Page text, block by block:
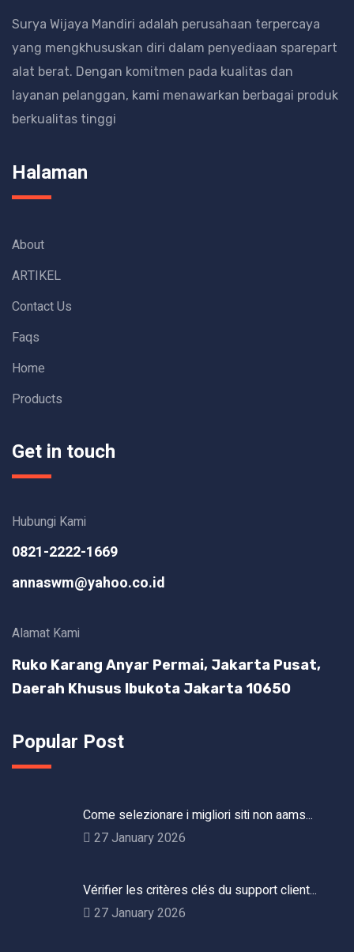
Surya Wijaya Mandiri adalah perusahaan terpercaya
yang mengkhususkan diri dalam penyediaan sparepart
alat berat. Dengan komitmen pada kualitas dan
layanan pelanggan, kami menawarkan berbagai produk
berkualitas tinggi
Halaman
About
ARTIKEL
Contact Us
Faqs
Home
Products
Get in touch
Hubungi Kami
0821-2222-1669
annaswm@yahoo.co.id
Alamat Kami
Ruko Karang Anyar Permai, Jakarta Pusat,
Daerah Khusus Ibukota Jakarta 10650
Popular Post
Come selezionare i migliori siti non aams...
27 January 2026
Vérifier les critères clés du support client...
27 January 2026